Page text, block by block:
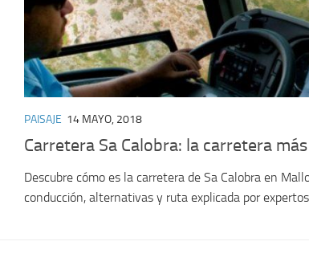
PAISAJE 14 MAYO, 2018
Carretera Sa Calobra: la carretera
Descubre cómo es la carretera de Sa Calobra en
conducción, alternativas y ruta explicada por